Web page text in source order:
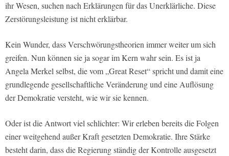
ihr Wesen, suchen nach Erklärungen für das Unerklärliche. Diese
Zerstörungsleistung ist nicht erklärbar.
Kein Wunder, dass Verschwörungstheorien immer weiter um sich
greifen. Nun können sie ja sogar im Kern wahr sein. Es ist ja
Angela Merkel selbst, die vom „Great Reset“ spricht und damit eine
grundlegende gesellschaftliche Veränderung und eine Auflösung
der Demokratie versteht, wie wir sie kennen.
Oder ist die Antwort viel schlichter: Wir erleben bereits die Folgen
einer weitgehend außer Kraft gesetzten Demokratie. Ihre Stärke
besteht darin, dass die Regierung ständig der Kontrolle ausgesetzt